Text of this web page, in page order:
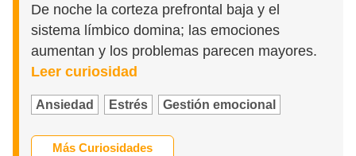
De noche la corteza prefrontal baja y el
sistema límbico domina; las emociones
aumentan y los problemas parecen mayores.
Leer curiosidad
Ansiedad Estrés Gestión emocional
Más Curiosidades